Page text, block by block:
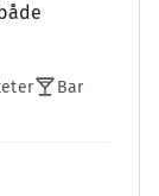
Bar